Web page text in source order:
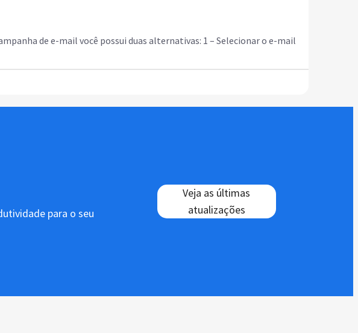
de e-mail você possui duas alternativas: 1 – Selecionar o e-mail
para o seu
Veja as últimas
atualizações